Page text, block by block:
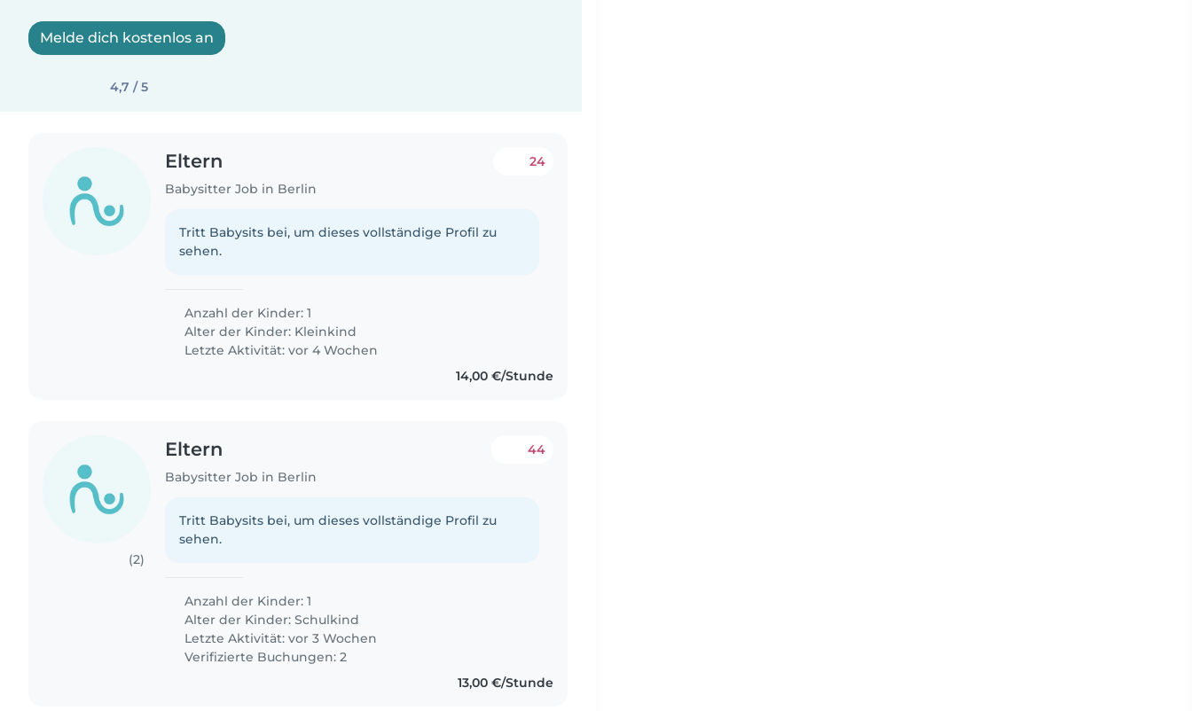
Melde dich kostenlos an
4,7 / 5
Eltern
Babysitter Job in Berlin
24
Tritt Babysits bei, um dieses vollständige Profil zu
sehen.
Anzahl der Kinder: 1
Alter der Kinder: Kleinkind
Letzte Aktivität: vor 4 Wochen
14,00 €/Stunde
(2)
Eltern
Babysitter Job in Berlin
44
Tritt Babysits bei, um dieses vollständige Profil zu
sehen.
Anzahl der Kinder: 1
Alter der Kinder:Schulkind
Letzte Aktivität: vor 3 Wochen
Verifizierte Buchungen: 2
13,00 €/Stunde